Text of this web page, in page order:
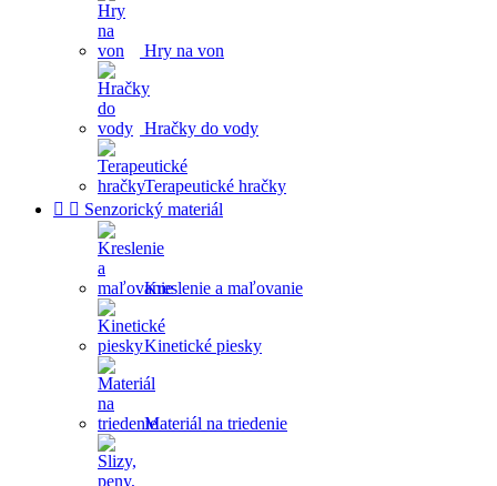
Hry na von
Hračky do vody
Terapeutické hračky
  Senzorický materiál
Kreslenie a maľovanie
Kinetické piesky
Materiál na triedenie